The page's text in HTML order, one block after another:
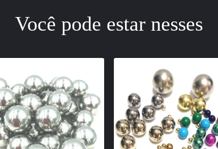
Você pode estar nesses